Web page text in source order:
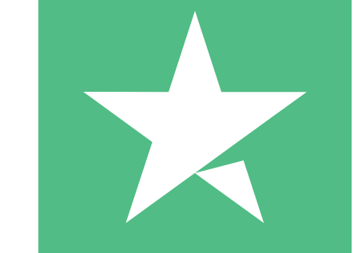
Individuele Creditpakketten
Betaal per gebruik met downloadtegoeden. Geen maandelijkse
1000